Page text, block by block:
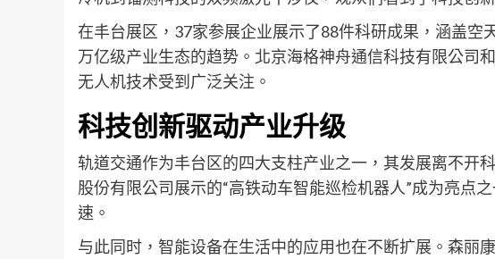
在丰台展区，37家参展企业展示了88件科研成果，涵盖空
万亿级产业生态的趋势。北京海格神舟通信科技有限公司
无人机技术受到广泛关注。
科技创新驱动产业升级
轨道交通作为丰台区的四大支柱产业之一，其发展离不开
股份有限公司展示的“高铁动车智能巡检机器人”成为亮点
速。
与此同时，智能设备在生活中的应用也在不断扩展。森丽